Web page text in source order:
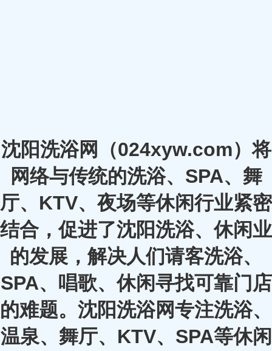
沈阳洗浴网（024xyw.com）将
网络与传统的洗浴、SPA、舞
厅、KTV、夜场等休闲行业紧密
结合，促进了沈阳洗浴、休闲业
的发展，解决人们请客洗浴、
SPA、唱歌、休闲寻找可靠门店
的难题。沈阳洗浴网专注洗浴、
温泉、舞厅、KTV、SPA等休闲